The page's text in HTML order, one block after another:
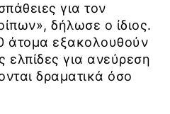
για τον
δήλωσε ο ίδιος.
άτομα εξακολουθούν
ελπίδες για ανεύρεση
δραματικά όσο